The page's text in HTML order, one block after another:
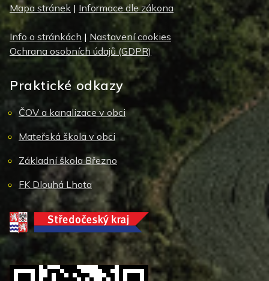
Mapa stránek | Informace dle zákona
Info o stránkách | Nastavení cookies
Ochrana osobních údajů (GDPR)
Praktické odkazy
ČOV a kanalizace v obci
Mateřská škola v obci
Základní škola Březno
FK Dlouhá Lhota